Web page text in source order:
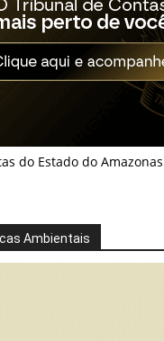
do Estado do Amazonas
Ambientais